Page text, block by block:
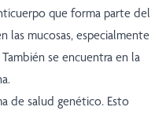
que forma parte del
las mucosas, especialmente
se encuentra en la
de salud genético. Esto